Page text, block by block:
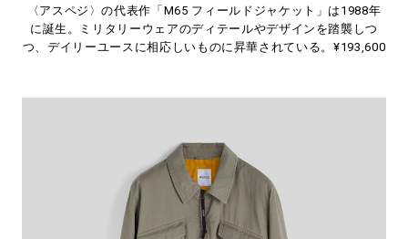
〈アスペジ〉の代表作「M65 フィールドジャケット」は1988年
に誕生。ミリタリーウェアのディテールやデザインを踏襲しつ
つ、デイリーユースに相応しいものに昇華されている。¥193,600